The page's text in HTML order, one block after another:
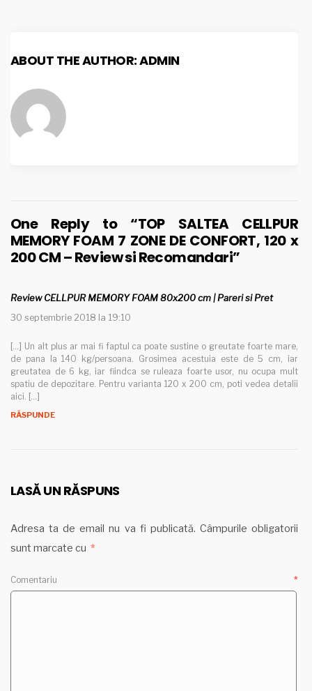
ABOUT THE AUTHOR:ADMIN
One Reply to “TOP SALTEA CELLPUR
MEMORY FOAM 7 ZONE DE CONFORT, 120 x
200 CM – Review si Recomandari”
Review CELLPUR MEMORY FOAM 80x200 cm | Pareri si Pret
30 septembrie 2018 la 19:10
[…] Un alt plus ar mai fi faptul ca poate sustine o greutate foarte mare,
de pana la 140 kg/persoana. Grosimea acestuia este de 5 cm, iar
greutatea de 6 kg, iar fiindca se ruleaza foarte usor, nu ocupa mult
spatiu de depozitare. Pentru varianta 120 x 200 cm, poti vedea detalii
aici. […]
RĂSPUNDE
LASĂ UN RĂSPUNS
Adresa ta de email nu va fi publicată. Câmpurile obligatorii
sunt marcate cu *
Comentariu *